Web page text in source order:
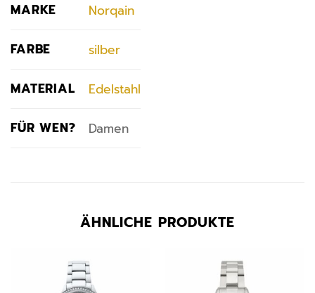
MARKE Norqain
FARBE silber
MATERIAL Edelstahl
FÜR WEN? Damen
ÄHNLICHE PRODUKTE